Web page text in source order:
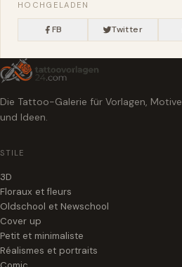
HOCHGELADEN
FB Twitter
Die Tattoo-Galerie für Vorlagen, Motive
und Ideen.
STILE
3D
Floraux et fleurs
Oldschool et Newschool
Cover up
Petit et minimaliste
Réalismes et portraits